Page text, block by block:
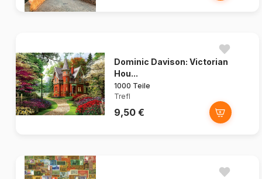
Dominic Davison: Victorian
Hou...
1000 Teile
Trefl
9,50 €